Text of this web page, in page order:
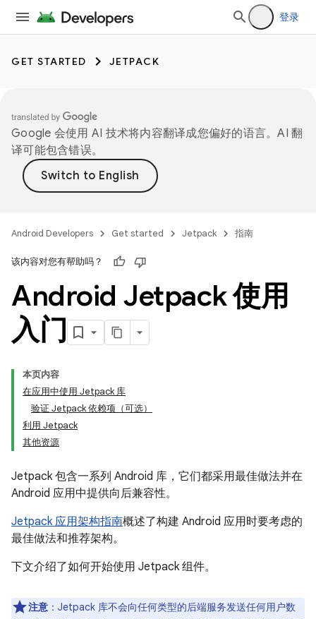
登录
GET STARTED JETPACK
Google 会使用 AI 技术将内容翻译成您偏好的语言。AI 翻
译可能包含错误。
Android Developers Get started Jetpack 指南
该内容对您有帮助吗？
Android Jetpack 使用
入门
本页内容
在应用中使用 Jetpack 库
验证 Jetpack 依赖项（可选）
利用 Jetpack
其他资源
Jetpack 包含一系列 Android 库，它们都采用最佳做法并在
Android 应用中提供向后兼容性。
Jetpack 应用架构指南概述了构建 Android 应用时要考虑的
最佳做法和推荐架构。
下文介绍了如何开始使用 Jetpack 组件。
注意 ：Jetpack 库不会向任何类型的后端服务发送任何用户数